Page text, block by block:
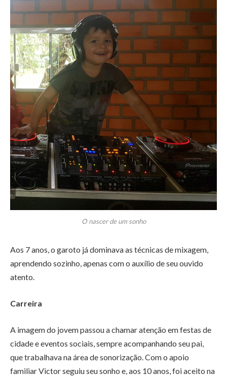
O nascer de um sonho
Aos 7 anos, o garoto já dominava as técnicas de mixagem,
aprendendo sozinho, apenas com o auxílio de seu ouvido
atento.
Carreira
A imagem do jovem passou a chamar atenção em festas de
cidade e eventos sociais, sempre acompanhando seu pai,
que trabalhava na área de sonorização. Com o apoio
familiar Victor seguiu seu sonho e, aos 10 anos, foi aceito na